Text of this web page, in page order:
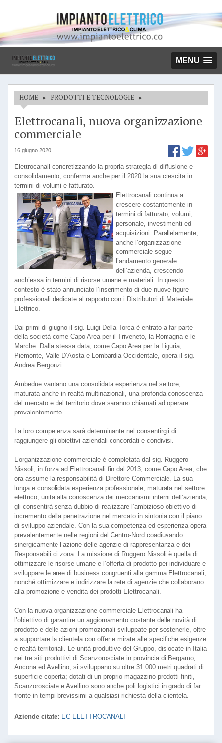
MENU
HOME ▸ PRODOTTI E TECNOLOGIE ▸
Elettrocanali, nuova organizzazione
commerciale
16 giugno 2020
Elettrocanali concretizzando la propria strategia di diffusione e
consolidamento, conferma anche per il 2020 la sua crescita in
termini di volumi e fatturato.
Elettrocanali continua a
crescere costantemente in
termini di fatturato, volumi,
personale, investimenti ed
acquisizioni. Parallelamente,
anche l’organizzazione
commerciale segue
l’andamento generale
dell’azienda, crescendo
anch’essa in termini di risorse umane e materiali. In questo
contesto è stato annunciato l’inserimento di due nuove figure
professionali dedicate al rapporto con i Distributori di Materiale
Elettrico.
Dai primi di giugno il sig. Luigi Della Torca è entrato a far parte
della società come Capo Area per il Triveneto, la Romagna e le
Marche. Dalla stessa data, come Capo Area per la Liguria,
Piemonte, Valle D’Aosta e Lombardia Occidentale, opera il sig.
Andrea Bergonzi.
Ambedue vantano una consolidata esperienza nel settore,
maturata anche in realtà multinazionali, una profonda conoscenza
del mercato e del territorio dove saranno chiamati ad operare
prevalentemente.
La loro competenza sarà determinante nel consentirgli di
raggiungere gli obiettivi aziendali concordati e condivisi.
L’organizzazione commerciale è completata dal sig. Ruggero
Nissoli, in forza ad Elettrocanali fin dal 2013, come Capo Area, che
ora assume la responsabilità di Direttore Commerciale. La sua
lunga e consolidata esperienza professionale, maturata nel settore
elettrico, unita alla conoscenza dei meccanismi interni dell’azienda,
gli consentirà senza dubbio di realizzare l’ambizioso obiettivo di
incremento della penetrazione nel mercato in sintonia con il piano
di sviluppo aziendale. Con la sua competenza ed esperienza opera
prevalentemente nelle regioni del Centro-Nord coadiuvando
sinergicamente l’azione delle agenzie di rappresentanza e dei
Responsabili di zona. La missione di Ruggero Nissoli è quella di
ottimizzare le risorse umane e l’offerta di prodotto per individuare e
sviluppare le aree di business congruenti alla gamma Elettrocanali,
nonché ottimizzare e indirizzare la rete di agenzie che collaborano
alla promozione e vendita dei prodotti Elettrocanali.
Con la nuova organizzazione commerciale Elettrocanali ha
l’obiettivo di garantire un aggiornamento costante delle novità di
prodotto e delle azioni promozionali sviluppate per sostenerle, oltre
a supportare la clientela con offerte mirate alle specifiche esigenze
e realtà territoriali. Le unità produttive del Gruppo, dislocate in Italia
nei tre siti produttivi di Scanzorosciate in provincia di Bergamo,
Ancona ed Avellino, si sviluppano su oltre 31.000 metri quadrati di
superficie coperta; dotati di un proprio magazzino prodotti finiti,
Scanzorosciate e Avellino sono anche poli logistici in grado di far
fronte in tempi brevissimi a qualsiasi richiesta della clientela.
Aziende citate: EC ELETTROCANALI